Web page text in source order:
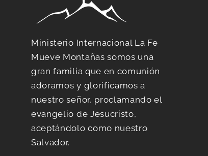
Ministerio Internacional La Fe
Mueve Montañas somos una
gran familia que en comunión
adoramos y glorificamos a
nuestro señor, proclamando el
evangelio de Jesucristo,
aceptándolo como nuestro
Salvador.